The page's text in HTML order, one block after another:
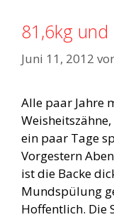
81,6kg
Juni 11, 2012
Alle paar Jahre
ein paar Tage
Vorgestern
ist die Backe
Mundspülung
Hoffentlich. Die